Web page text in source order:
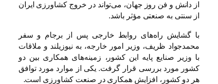
از دانش و فن روز جهان، می‌تواند در خروج کشاورزی ایران
از سنتی به صنعتی مؤثر باشد.
با گشایش راه‌های روابط خارجی پس از برجام و سفر
محمدجواد ظریف، وزیر امور خارجه، به نیوزیلند و ملاقات
با وزیر صنایع پایه این کشور، زمینه‌های همکاری بین دو
کشور مورد بررسی قرار گرفت. یکی از موارد مورد توافق
هر دو کشور، افزایش همکاری در صنعت کشاورزی است.